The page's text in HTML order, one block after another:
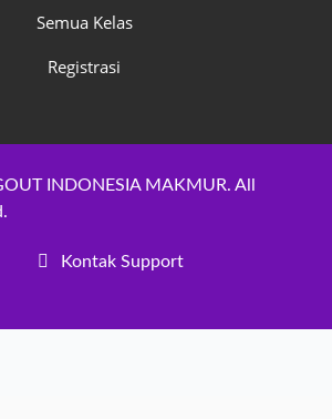
Semua Kelas
Registrasi
INDONESIA MAKMUR. All
Kontak Support